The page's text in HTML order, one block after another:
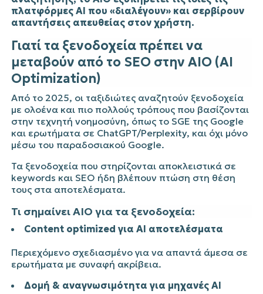
πλατφόρμες AI που «διαλέγουν» και σερβίρουν
απαντήσεις απευθείας στον χρήστη.
Γιατί τα ξενοδοχεία πρέπει να
μεταβούν από το SEO στην AIO (AI
Optimization)
Από το 2025, οι ταξιδιώτες αναζητούν ξενοδοχεία
με ολοένα και πιο πολλούς τρόπους που βασίζονται
στην τεχνητή νοημοσύνη, όπως το SGE της Google
και ερωτήματα σε ChatGPT/Perplexity, και όχι μόνο
μέσω του παραδοσιακού Google.
Τα ξενοδοχεία που στηρίζονται αποκλειστικά σε
keywords και SEO ήδη βλέπουν πτώση στη θέση
τους στα αποτελέσματα.
Τι σημαίνει AIO για τα ξενοδοχεία:
Content optimized για AI αποτελέσματα
Περιεχόμενο σχεδιασμένο για να απαντά άμεσα σε
ερωτήματα με συναφή ακρίβεια.
Δομή & αναγνωσιμότητα για μηχανές AI